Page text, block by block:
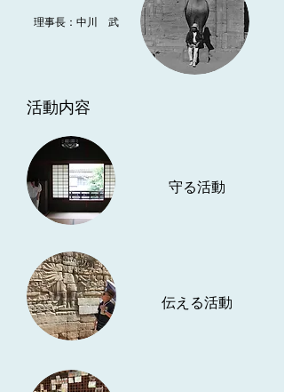
理事長：中川 武
活動内容
守る活動
伝える活動